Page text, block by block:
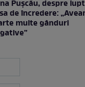
Pușcău, despre
de încredere:
multe gânduri